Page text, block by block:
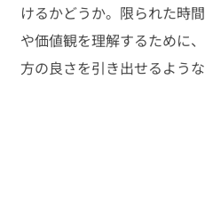
けるかどうか。限られた時
や価値観を理解するために
方の良さを引き出せるよう